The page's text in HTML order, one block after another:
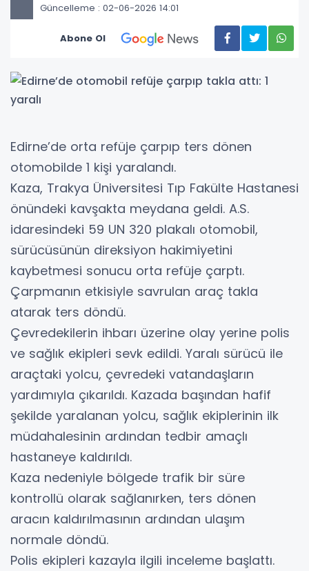
Güncelleme : 02-06-2026 14:01
Abone Ol
Edirne’de orta refüje çarpıp ters dönen
otomobilde 1 kişi yaralandı.
Kaza, Trakya Üniversitesi Tıp Fakülte Hastanesi
önündeki kavşakta meydana geldi. A.S.
idaresindeki 59 UN 320 plakalı otomobil,
sürücüsünün direksiyon hakimiyetini
kaybetmesi sonucu orta refüje çarptı.
Çarpmanın etkisiyle savrulan araç takla
atarak ters döndü.
Çevredekilerin ihbarı üzerine olay yerine polis
ve sağlık ekipleri sevk edildi. Yaralı sürücü ile
araçtaki yolcu, çevredeki vatandaşların
yardımıyla çıkarıldı. Kazada başından hafif
şekilde yaralanan yolcu, sağlık ekiplerinin ilk
müdahalesinin ardından tedbir amaçlı
hastaneye kaldırıldı.
Kaza nedeniyle bölgede trafik bir süre
kontrollü olarak sağlanırken, ters dönen
aracın kaldırılmasının ardından ulaşım
normale döndü.
Polis ekipleri kazayla ilgili inceleme başlattı.